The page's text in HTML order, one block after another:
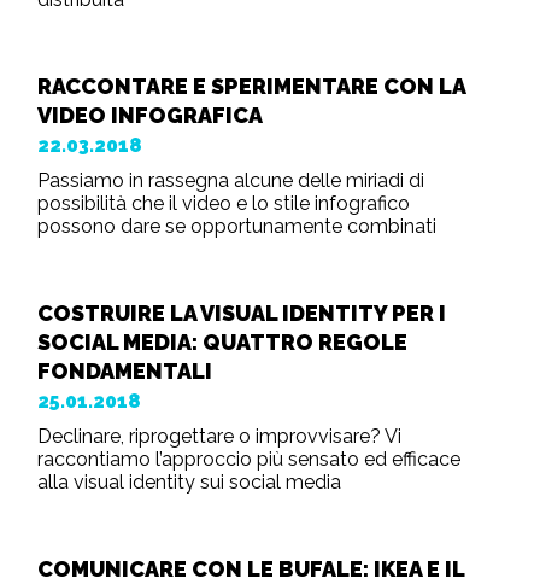
RACCONTARE E SPERIMENTARE CON LA
VIDEO INFOGRAFICA
22.03.2018
Passiamo in rassegna alcune delle miriadi di
possibilità che il video e lo stile infografico
possono dare se opportunamente combinati
COSTRUIRE LA VISUAL IDENTITY PER I
SOCIAL MEDIA: QUATTRO REGOLE
FONDAMENTALI
25.01.2018
Declinare, riprogettare o improvvisare? Vi
raccontiamo l’approccio più sensato ed efficace
alla visual identity sui social media
COMUNICARE CON LE BUFALE: IKEA E IL